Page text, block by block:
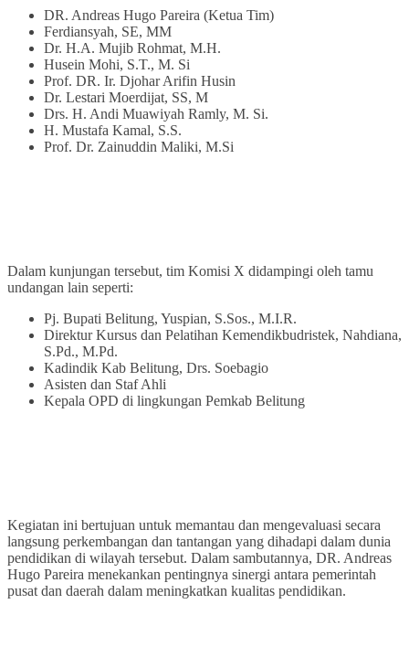
DR. Andreas Hugo Pareira (Ketua Tim)
Ferdiansyah, SE, MM
Dr. H.A. Mujib Rohmat, M.H.
Husein Mohi, S.T., M. Si
Prof. DR. Ir. Djohar Arifin Husin
Dr. Lestari Moerdijat, SS, M
Drs. H. Andi Muawiyah Ramly, M. Si.
H. Mustafa Kamal, S.S.
Prof. Dr. Zainuddin Maliki, M.Si
Dalam kunjungan tersebut, tim Komisi X didampingi oleh tamu
undangan lain seperti:
Pj. Bupati Belitung, Yuspian, S.Sos., M.I.R.
Direktur Kursus dan Pelatihan Kemendikbudristek, Nahdiana,
S.Pd., M.Pd.
Kadindik Kab Belitung, Drs. Soebagio
Asisten dan Staf Ahli
Kepala OPD di lingkungan Pemkab Belitung
Kegiatan ini bertujuan untuk memantau dan mengevaluasi secara
langsung perkembangan dan tantangan yang dihadapi dalam dunia
pendidikan di wilayah tersebut. Dalam sambutannya, DR. Andreas
Hugo Pareira menekankan pentingnya sinergi antara pemerintah
pusat dan daerah dalam meningkatkan kualitas pendidikan.